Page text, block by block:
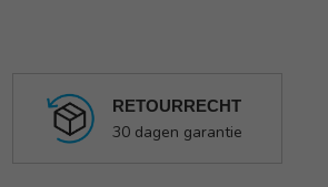
RETOURRECHT
30 dagen garantie